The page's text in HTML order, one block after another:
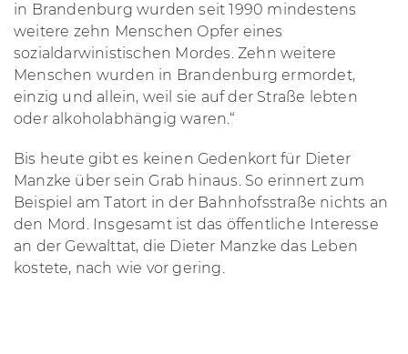
in Brandenburg wurden seit 1990 mindestens
weitere zehn Menschen Opfer eines
sozialdarwinistischen Mordes. Zehn weitere
Menschen wurden in Brandenburg ermordet,
einzig und allein, weil sie auf der Straße lebten
oder alkoholabhängig waren.“
Bis heute gibt es keinen Gedenkort für Dieter
Manzke über sein Grab hinaus. So erinnert zum
Beispiel am Tatort in der Bahnhofsstraße nichts an
den Mord. Insgesamt ist das öffentliche Interesse
an der Gewalttat, die Dieter Manzke das Leben
kostete, nach wie vor gering.